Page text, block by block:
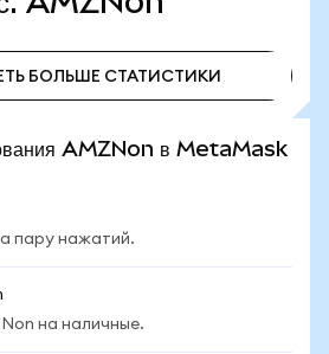
БОЛЬШЕ СТАТИСТИКИ
AMZNon в MetaMask
пару нажатий.
на наличные.